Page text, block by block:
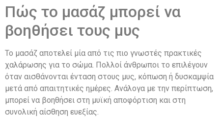
Πώς το μασάζ μπορεί να
βοηθήσει τους μυς
Το μασάζ αποτελεί μία από τις πιο γνωστές πρακτικές
χαλάρωσης για το σώμα. Πολλοί άνθρωποι το επιλέγουν
όταν αισθάνονται ένταση στους μυς, κόπωση ή δυσκαμψία
μετά από απαιτητικές ημέρες. Ανάλογα με την περίπτωση,
μπορεί να βοηθήσει στη μυϊκή αποφόρτιση και στη
συνολική αίσθηση ευεξίας.